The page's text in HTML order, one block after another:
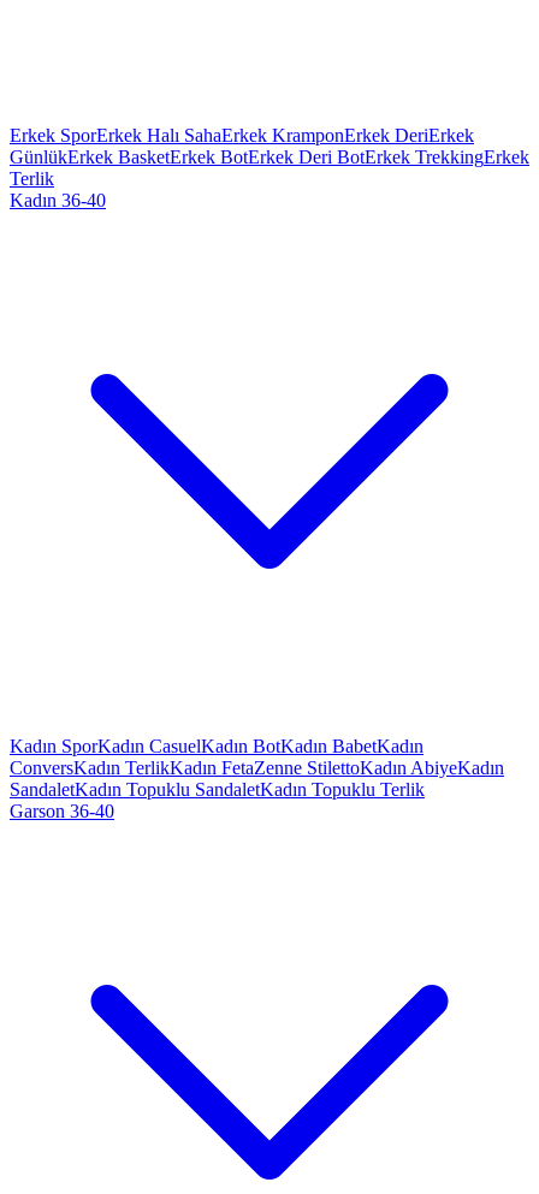
Erkek SporErkek Halı SahaErkek KramponErkek DeriErkek
GünlükErkek BasketErkek BotErkek Deri BotErkek TrekkingErkek
Terlik
Kadın 36-40
Kadın SporKadın CasuelKadın BotKadın BabetKadın
ConversKadın TerlikKadın FetaZenne StilettoKadın AbiyeKadın
SandaletKadın Topuklu SandaletKadın Topuklu Terlik
Garson 36-40